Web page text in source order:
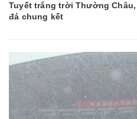
Tuyết trắng trời Thường
đá chung kết